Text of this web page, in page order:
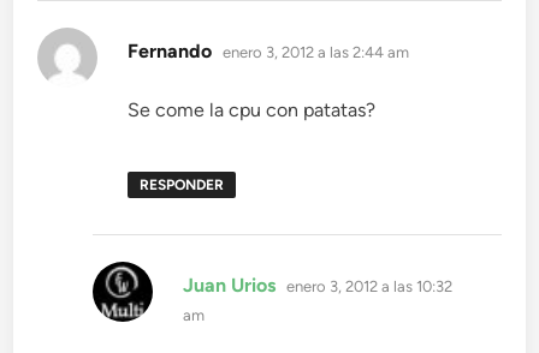
Fernando dice:
enero 3, 2012 a las 2:44 am
Se come la cpu con patatas?
RESPONDER
Juan Urios dice:
enero 3, 2012 a las 10:32
am